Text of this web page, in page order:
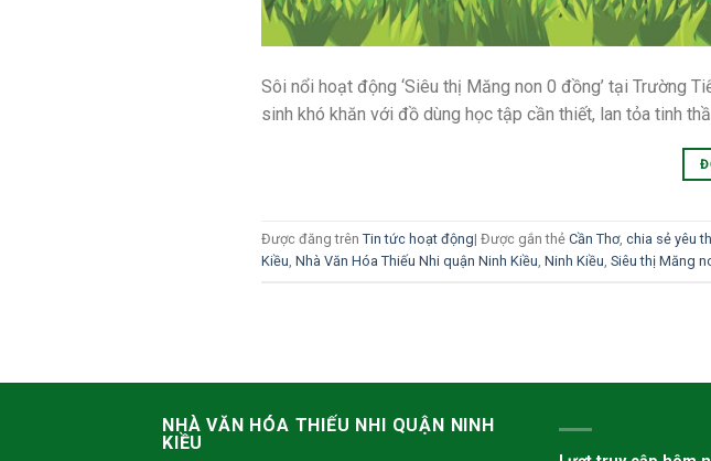
Sôi nổi hoạt động ‘Siêu thị Măng non 0 đồng’ tại Trường
sinh khó khăn với đồ dùng học tập cần thiết, lan tỏa tinh
Được đăng trên Tin tức hoạt động| Được gắn thẻ Cần Thơ, chia sẻ yêu
Kiều Nhà Văn Hóa Thiếu Nhi quận Ninh Kiều Ninh Kiều Siêu thị Măng
NHÀ VĂN HÓA THIẾU NHI QUẬN NINH
KIỀU